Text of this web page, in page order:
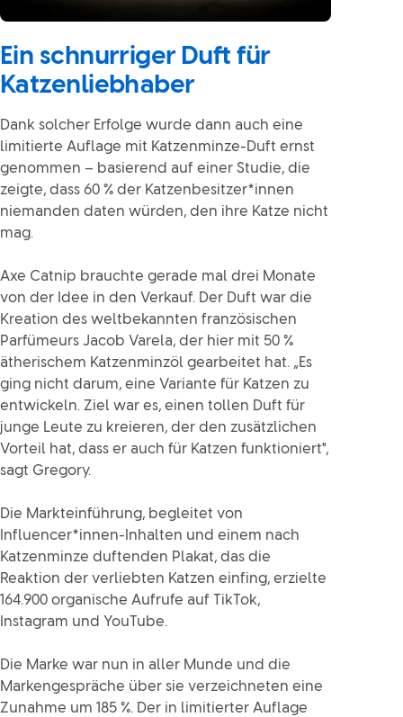
Ein schnurriger Duft für
Katzenliebhaber
Dank solcher Erfolge wurde dann auch eine
limitierte Auflage mit Katzenminze-Duft ernst
genommen – basierend auf einer Studie, die
zeigte, dass 60 % der Katzenbesitzer*innen
niemanden daten würden, den ihre Katze nicht
mag.
Axe Catnip brauchte gerade mal drei Monate
von der Idee in den Verkauf. Der Duft war die
Kreation des weltbekannten französischen
Parfümeurs Jacob Varela, der hier mit 50 %
ätherischem Katzenminzöl gearbeitet hat. „Es
ging nicht darum, eine Variante für Katzen zu
entwickeln. Ziel war es, einen tollen Duft für
junge Leute zu kreieren, der den zusätzlichen
Vorteil hat, dass er auch für Katzen funktioniert",
sagt Gregory.
Die Markteinführung, begleitet von
Influencer*innen-Inhalten und einem nach
Katzenminze duftenden Plakat, das die
Reaktion der verliebten Katzen einfing, erzielte
164.900 organische Aufrufe auf TikTok,
Instagram und YouTube.
Die Marke war nun in aller Munde und die
Markengespräche über sie verzeichneten eine
Zunahme um 185 %. Der in limitierter Auflage